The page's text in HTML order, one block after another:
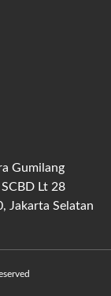
Gumilang
Lt 28
Jakarta Selatan